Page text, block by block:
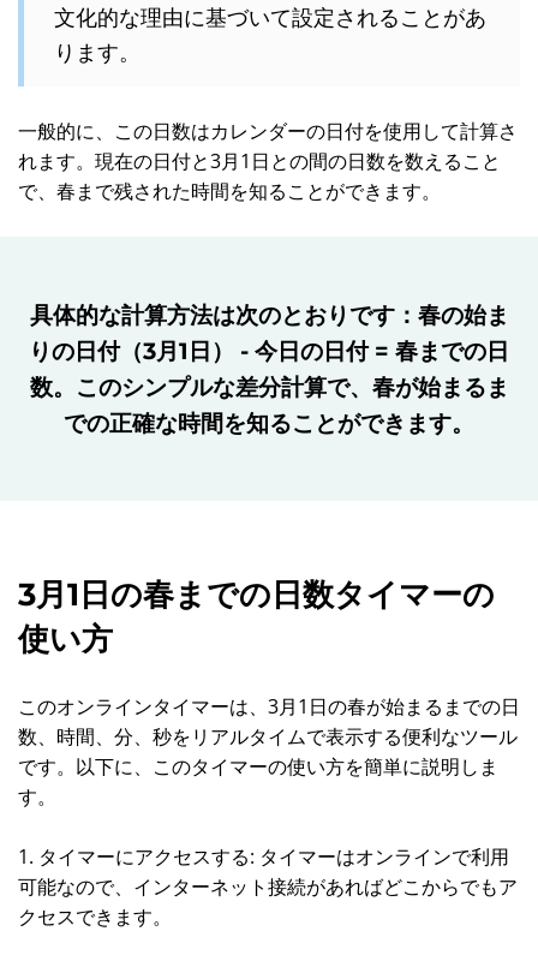
文化的な理由に基づいて設定されることがあ
ります。
一般的に、この日数はカレンダーの日付を使用して計算さ
れます。現在の日付と3月1日との間の日数を数えること
で、春まで残された時間を知ることができます。
具体的な計算方法は次のとおりです：春の始ま
りの日付（3月1日） - 今日の日付 = 春までの日
数。このシンプルな差分計算で、春が始まるま
での正確な時間を知ることができます。
3月1日の春までの日数タイマーの
使い方
このオンラインタイマーは、3月1日の春が始まるまでの日
数、時間、分、秒をリアルタイムで表示する便利なツール
です。以下に、このタイマーの使い方を簡単に説明しま
す。
1. タイマーにアクセスする: タイマーはオンラインで利用
可能なので、インターネット接続があればどこからでもア
クセスできます。